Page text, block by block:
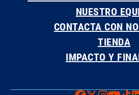
NUESTRO
CONTACTA CON
TIENDA
IMPACTO Y